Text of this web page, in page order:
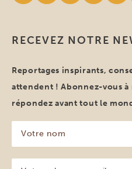
RECEVEZ NOTRE
Reportages inspirants,
attendent ! Abonnez-vous
répondez avant tout le
nom
(Nécessaire)